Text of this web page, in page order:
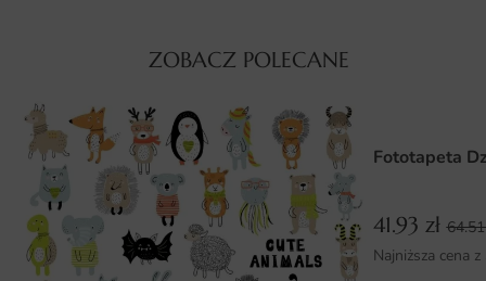
Wymiary na miarę i łatwy montaż
wystarczy podać szerokość i wysokość ściany, a wzór
dopasowujemy bez utraty proporcji. Dzięki temu
kompozycja idealnie wpisuje się w każdy format ściany.
Montaż jest prosty i nie wymaga ekipy — wystarczy klej
do fototapet i kilka godzin pracy. Oferujemy także
instrukcję krok po kroku, która prowadzi przez cały proces.
ZOBACZ POLECANE
Fototapeta
41.93 zł
Najniższa cena